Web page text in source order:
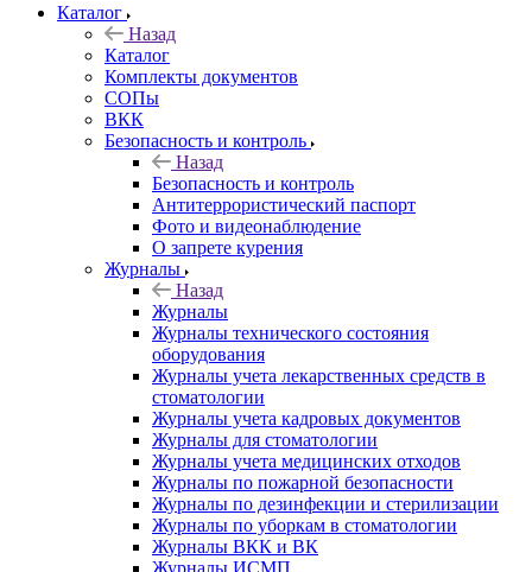
Каталог
Назад
Каталог
Комплекты документов
СОПы
ВКК
Безопасность и контроль
Назад
Безопасность и контроль
Антитеррористический паспорт
Фото и видеонаблюдение
О запрете курения
Журналы
Назад
Журналы
Журналы технического состояния
оборудования
Журналы учета лекарственных средств в
стоматологии
Журналы учета кадровых документов
Журналы для стоматологии
Журналы учета медицинских отходов
Журналы по пожарной безопасности
Журналы по дезинфекции и стерилизации
Журналы по уборкам в стоматологии
Журналы ВКК и ВК
Журналы ИСМП